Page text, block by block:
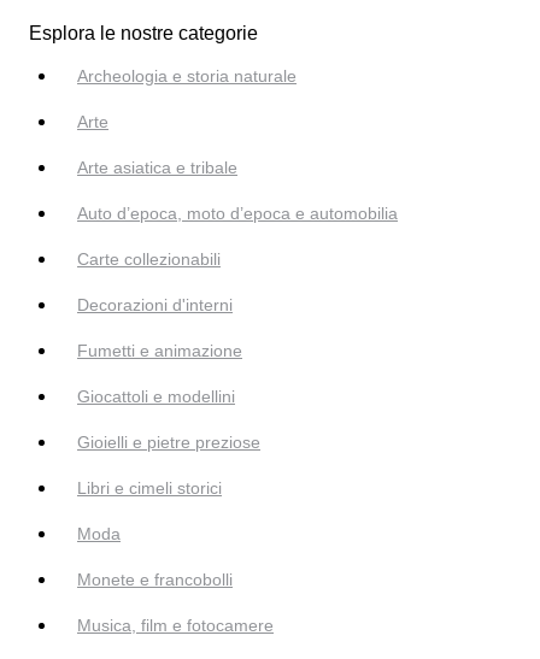
Esplora le nostre categorie
Archeologia e storia naturale
Arte
Arte asiatica e tribale
Auto d’epoca, moto d’epoca e automobilia
Carte collezionabili
Decorazioni d'interni
Fumetti e animazione
Giocattoli e modellini
Gioielli e pietre preziose
Libri e cimeli storici
Moda
Monete e francobolli
Musica, film e fotocamere